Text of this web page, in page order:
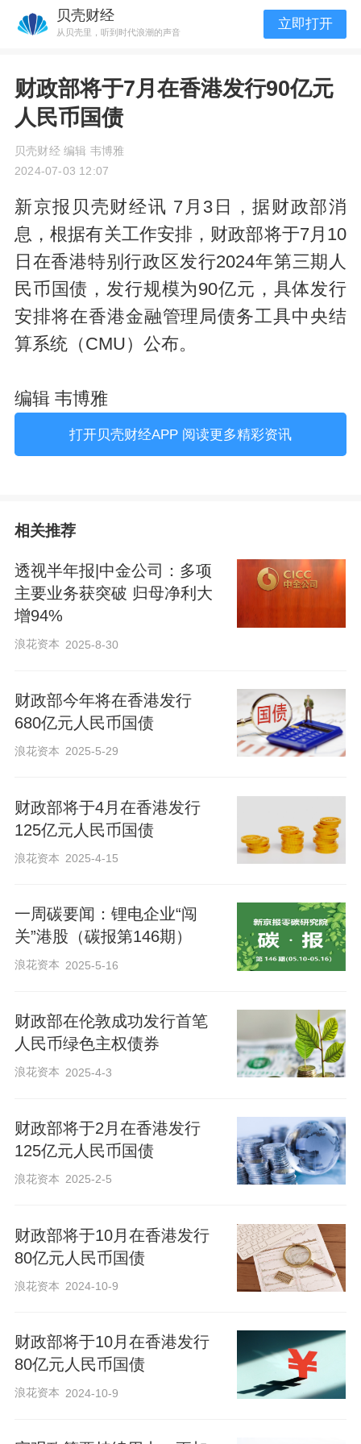
贝壳财经
从贝壳里，听到时代浪潮的声音
立即打开
财政部将于7月在香港发行90亿元
人民币国债
贝壳财经 编辑 韦博雅
2024-07-03 12:07
新京报贝壳财经讯 7月3日，据财政部消
息，根据有关工作安排，财政部将于7月10
日在香港特别行政区发行2024年第三期人
民币国债，发行规模为90亿元，具体发行
安排将在香港金融管理局债务工具中央结
算系统（CMU）公布。
编辑 韦博雅
打开贝壳财经APP 阅读更多精彩资讯
相关推荐
透视半年报|中金公司：多项
主要业务获突破 归母净利大
增94%
浪花资本 2025-8-30
财政部今年将在香港发行
680亿元人民币国债
浪花资本 2025-5-29
财政部将于4月在香港发行
125亿元人民币国债
浪花资本 2025-4-15
一周碳要闻：锂电企业“闯
关”港股（碳报第146期）
浪花资本 2025-5-16
财政部在伦敦成功发行首笔
人民币绿色主权债券
浪花资本 2025-4-3
财政部将于2月在香港发行
125亿元人民币国债
浪花资本 2025-2-5
财政部将于10月在香港发行
80亿元人民币国债
浪花资本 2024-10-9
财政部将于10月在香港发行
80亿元人民币国债
浪花资本 2024-10-9